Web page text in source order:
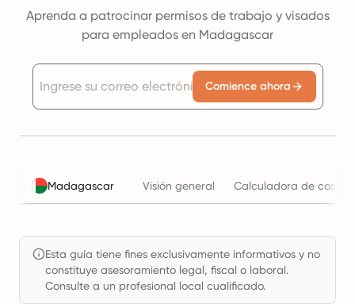
Aprenda a patrocinar permisos de trabajo y visados
para empleados en Madagascar
Comience ahora
Madagascar Visión general Calculadora de costos
Esta guía tiene fines exclusivamente informativos y no
constituye asesoramiento legal, fiscal o laboral.
Consulte a un profesional local cualificado.